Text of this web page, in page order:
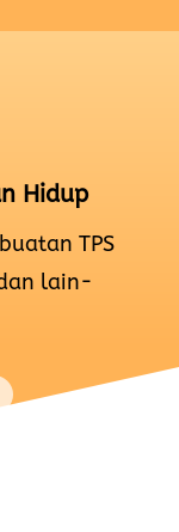
Hidup
TPS
lain-